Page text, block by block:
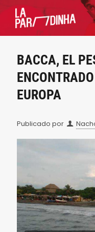
BACCA, EL
EUROPA
Publicado por